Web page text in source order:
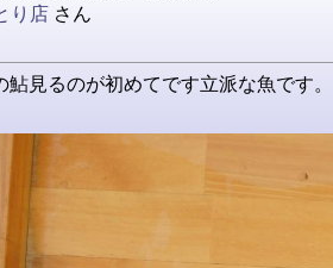
り店 さん
見るのが初めてです立派な魚です。